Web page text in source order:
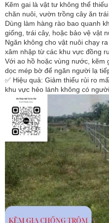
Kẽm gai là vật tư không thể
chăn nuôi, vườn trồng cây ăn
Dùng làm hàng rào bao quanh
giống, trái cây, hoặc bảo vệ vật
Ngăn không cho vật nuôi chạy
xâm nhập từ các khu vực đồng
Với ao hồ hoặc vùng nước, kẽm
dọc mép bờ để ngăn người lạ
✅ Hiệu quả: Giảm thiểu rủi ro
khu vực hẻo lánh không có